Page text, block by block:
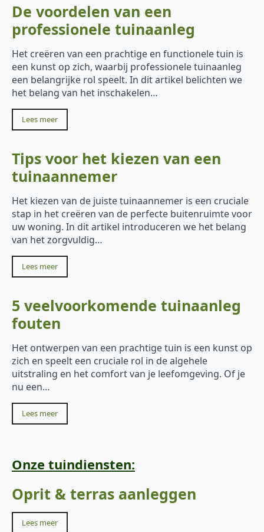
De voordelen van een
professionele tuinaanleg
Het creëren van een prachtige en functionele tuin is
een kunst op zich, waarbij professionele tuinaanleg
een belangrijke rol speelt. In dit artikel belichten we
het belang van het inschakelen…
Lees meer
Tips voor het kiezen van een
tuinaannemer
Het kiezen van de juiste tuinaannemer is een cruciale
stap in het creëren van de perfecte buitenruimte voor
uw woning. In dit artikel introduceren we het belang
van het zorgvuldig…
Lees meer
5 veelvoorkomende tuinaanleg
fouten
Het ontwerpen van een prachtige tuin is een kunst op
zich en speelt een cruciale rol in de algehele
uitstraling en het comfort van je leefomgeving. Of je
nu een…
Lees meer
Onze tuindiensten:
Oprit & terras aanleggen
Lees meer